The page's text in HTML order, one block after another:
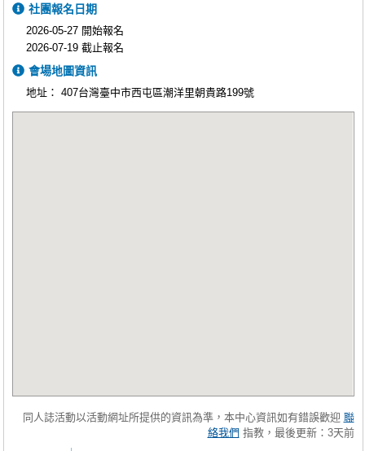
社團報名日期
2026-05-27 開始報名
2026-07-19 截止報名
會場地圖資訊
地址：407台灣臺中市西屯區潮洋里朝貴路199號
同人誌活動以活動網址所提供的資訊為準，本中心資訊如有錯誤歡迎 聯
絡我們 指教，最後更新：3天前